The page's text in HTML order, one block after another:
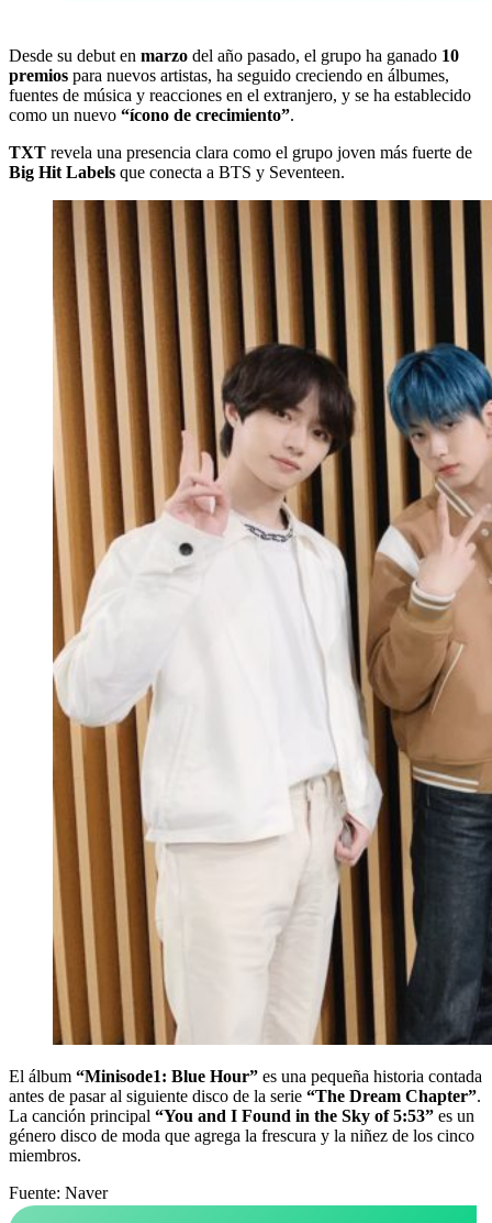
Desde su debut en marzo del año pasado, el grupo ha ganado 10
premios para nuevos artistas, ha seguido creciendo en álbumes,
fuentes de música y reacciones en el extranjero, y se ha establecido
como un nuevo “ícono de crecimiento”.
TXT revela una presencia clara como el grupo joven más fuerte de
Big Hit Labels que conecta a BTS y Seventeen.
El álbum “Minisode1: Blue Hour” es una pequeña historia contada
antes de pasar al siguiente disco de la serie “The Dream Chapter”.
La canción principal “You and I Found in the Sky of 5:53” es un
género disco de moda que agrega la frescura y la niñez de los cinco
miembros.
Fuente: Naver